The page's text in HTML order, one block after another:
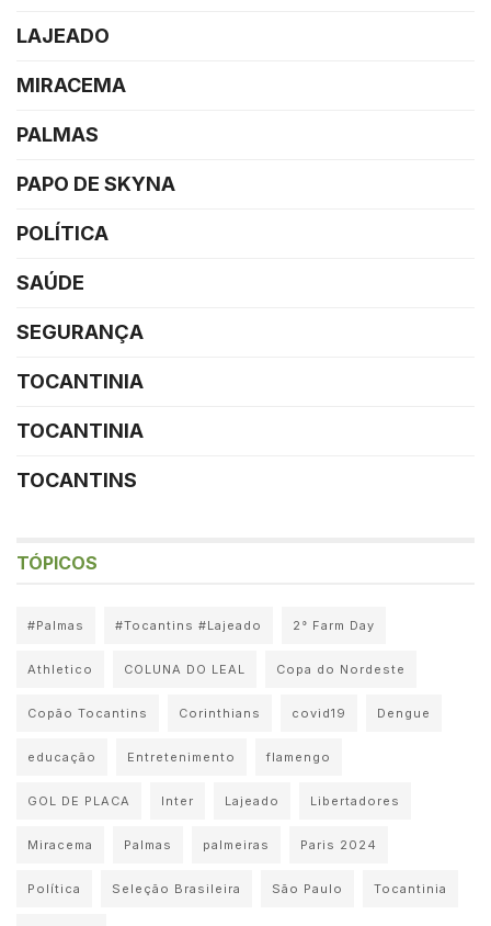
LAJEADO
MIRACEMA
PALMAS
PAPO DE SKYNA
POLÍTICA
SAÚDE
SEGURANÇA
TOCANTINIA
TOCANTINIA
TOCANTINS
TÓPICOS
#Palmas #Tocantins #Lajeado 2° Farm Day
Athletico COLUNA DO LEAL Copa do Nordeste
Copão Tocantins Corinthians covid19 Dengue
educação Entretenimento flamengo
GOL DE PLACA Inter Lajeado Libertadores
Miracema Palmas palmeiras Paris 2024
Política Seleção Brasileira São Paulo Tocantinia